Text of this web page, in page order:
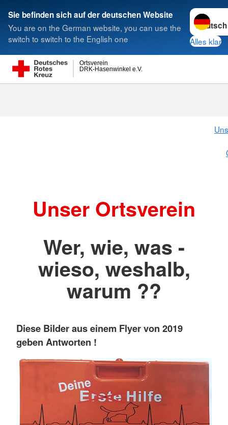
Sie befinden sich auf der deutschen Website
You are on the German website, you can use the
switch to switch to the English one
Sprache
Alles klar
DRK-Hasenwinkel e.V.
Ortsverein
Suche
Unser Ortsverein
Wer, wie, was -
wieso, weshalb,
warum ??
Diese Bilder aus einem Flyer von 2019
geben Antworten !